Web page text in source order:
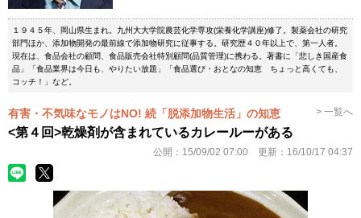
１９４５年、岡山県生まれ。九州大大学院農芸化学専攻(栄養化学講座)修了。製薬会社の研究
部門ほか、添加物開発の最前線で添加物研究に従事する。研究歴４０年以上で、第一人者。
現在は、食品会社の顧問、食品販売会社特別顧問(品質管理)に携わる。著書に「悲しき国産食
品」「食品業界は今日も、やりたい放題」「食品選び・おとなの知恵 ちょっと高くても、
コッチ！」など。
有害・不気味なモノはNO! 続「脱添加物生活」の知恵 > 一覧へ
<第４回>乾燥剤が含まれているカレールーがある
公開： 15/09/02 07:00 更新： 16/10/17 04:37